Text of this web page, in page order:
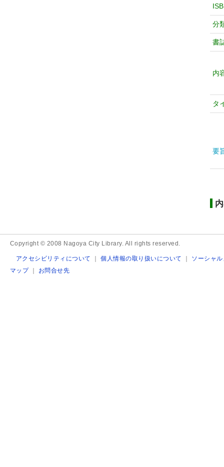
分
書
内
タ
要
Copyright © 2008 Nagoya City Library. All rights reserved.
アクセシビリティについて ｜個人情報の取り扱いについて ｜ ソーシャ
マップ｜ お問合せ先